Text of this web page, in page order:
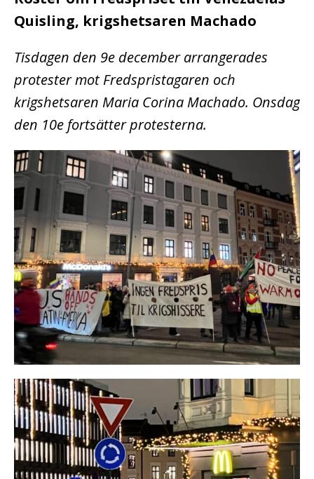
Quisling, krigshetsaren Machado
Tisdagen den 9e december arrangerades
protester mot Fredspristagaren och
krigshetsaren Maria Corina Machado. Onsdag
den 10e fortsätter protesterna.